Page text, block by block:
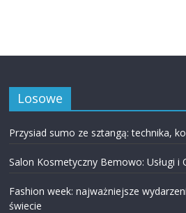
Losowe
Przysiad sumo ze sztangą: technika,
Salon Kosmetyczny Bemowo: Usługi i
Fashion week: najważniejsze
świecie